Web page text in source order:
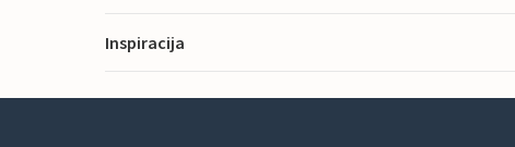
Inspiracija